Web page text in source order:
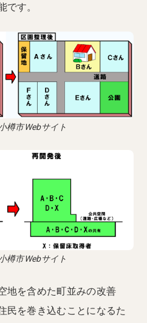
です。
樽市Webサイト
樽市Webサイト
地を含めた町並みの改善
民を巻き込むことになるた